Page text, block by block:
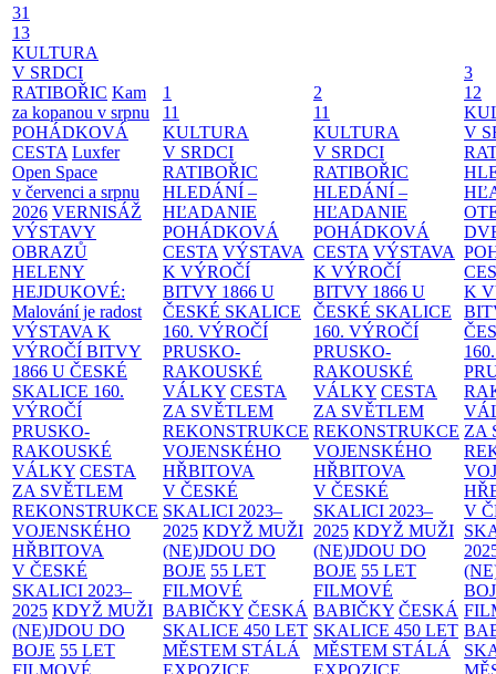
31
13
KULTURA
V SRDCI
RATIBOŘIC Kam
za kopanou v srpnu
POHÁDKOVÁ
CESTA Luxfer
Open Space
v červenci a srpnu
2026 VERNISÁŽ
VÝSTAVY
OBRAZŮ
HELENY
HEJDUKOVÉ:
Malování je radost
VÝSTAVA K
VÝROČÍ BITVY
1866 U ČESKÉ
SKALICE 160.
VÝROČÍ
PRUSKO-
RAKOUSKÉ
VÁLKY CESTA
ZA SVĚTLEM
REKONSTRUKCE
VOJENSKÉHO
HŘBITOVA
V ČESKÉ
SKALICI 2023–
2025 KDYŽ MUŽI
(NE)JDOU DO
BOJE 55 LET
1
11
KULTURA
V SRDCI
RATIBOŘIC
HLEDÁNÍ –
HĽADANIE
POHÁDKOVÁ
CESTA VÝSTAVA
K VÝROČÍ
BITVY 1866 U
ČESKÉ SKALICE
160. VÝROČÍ
PRUSKO-
RAKOUSKÉ
VÁLKY CESTA
ZA SVĚTLEM
REKONSTRUKCE
VOJENSKÉHO
HŘBITOVA
V ČESKÉ
SKALICI 2023–
2025 KDYŽ MUŽI
(NE)JDOU DO
BOJE 55 LET
FILMOVÉ
BABIČKY ČESKÁ
SKALICE 450 LET
MĚSTEM STÁLÁ
2
11
KULTURA
V SRDCI
RATIBOŘIC
HLEDÁNÍ –
HĽADANIE
POHÁDKOVÁ
CESTA VÝSTAVA
K VÝROČÍ
BITVY 1866 U
ČESKÉ SKALICE
160. VÝROČÍ
PRUSKO-
RAKOUSKÉ
VÁLKY CESTA
ZA SVĚTLEM
REKONSTRUKCE
VOJENSKÉHO
HŘBITOVA
V ČESKÉ
SKALICI 2023–
2025 KDYŽ MUŽI
(NE)JDOU DO
BOJE 55 LET
FILMOVÉ
BABIČKY ČESKÁ
SKALICE 450 LET
MĚSTEM STÁLÁ
3
12
V
K
ZA
V